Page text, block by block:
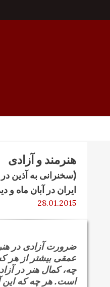
هنرمند و آزادی
(سخنرانی به آذین
ایران در آبان ماه و دیماه
28.01.2015
ضرورت آزادی در
عمقی بیشتر از هر
چه، کمال هنر در
است. هر چه که این